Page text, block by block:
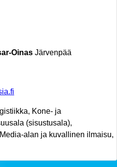
Oinas Järvenpää
Kone- ja
(sisustusala),
alan ja kuvallinen ilmaisu,